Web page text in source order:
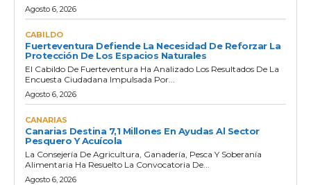
Agosto 6, 2026
CABILDO
Fuerteventura Defiende La Necesidad De Reforzar La
Protección De Los Espacios Naturales
El Cabildo De Fuerteventura Ha Analizado Los Resultados De La
Encuesta Ciudadana Impulsada Por...
Agosto 6, 2026
CANARIAS
Canarias Destina 7,1 Millones En Ayudas Al Sector
Pesquero Y Acuícola
La Consejería De Agricultura, Ganadería, Pesca Y Soberanía
Alimentaria Ha Resuelto La Convocatoria De...
Agosto 6, 2026